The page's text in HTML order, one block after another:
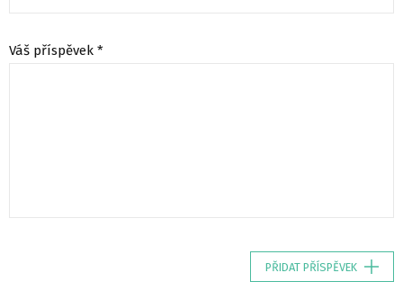
Váš příspěvek *
PŘIDAT PŘÍSPĚVEK